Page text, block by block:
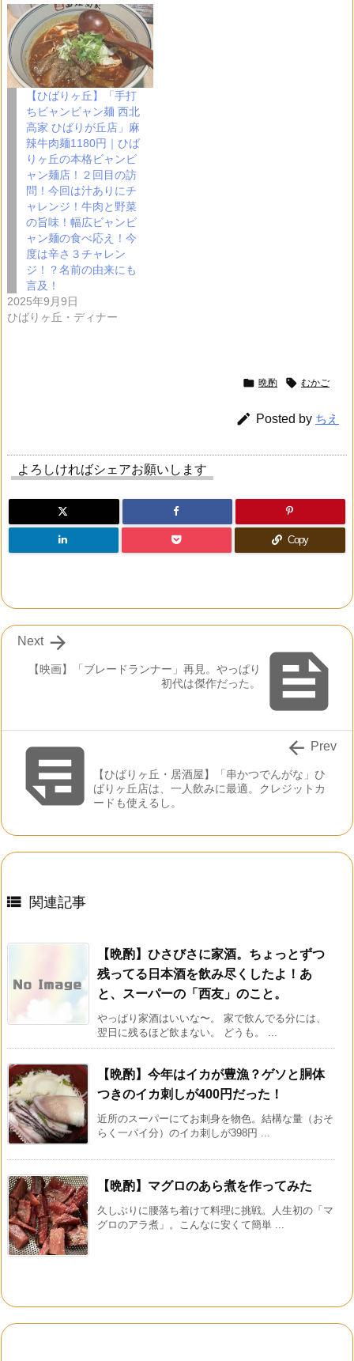
【ひばりヶ丘】「手打
ちビャンビャン麺 西北
高家 ひばりが丘店」麻
辣牛肉麺1180円｜ひば
りヶ丘の本格ビャンビ
ャン麺店！２回目の訪
問！今回は汁ありにチ
ャレンジ！牛肉と野菜
の旨味！幅広ビャンビ
ャン麺の食べ応え！今
度は辛さ３チャレン
ジ！？名前の由来にも
言及！
2025年9月9日
ひばりヶ丘・ディナー
 晩酌  むかご
 Posted by ちえ
よろしければシェアお願いします
Copy

【映画】「ブレードランナー」再見。やっぱり
初代は傑作だった。

Next
 【ひばりヶ丘・居酒屋】「串かつでんがな」ひ
ばりヶ丘店は、一人飲みに最適。クレジットカ
ードも使えるし。
 Prev
 関連記事
【晩酌】ひさびさに家酒。ちょっとずつ
残ってる日本酒を飲み尽くしたよ！あ
と、スーパーの「西友」のこと。
やっぱり家酒はいいな〜。 家で飲んでる分には、
翌日に残るほど飲まない。 どうも。 ...
【晩酌】今年はイカが豊漁？ゲソと胴体
つきのイカ刺しが400円だった！
近所のスーパーにてお刺身を物色。結構な量（おそ
らく一パイ分）のイカ刺しが398円 ...
【晩酌】マグロのあら煮を作ってみた
久しぶりに腰落ち着けて料理に挑戦。人生初の「マ
グロのアラ煮」。こんなに安くて簡単 ...